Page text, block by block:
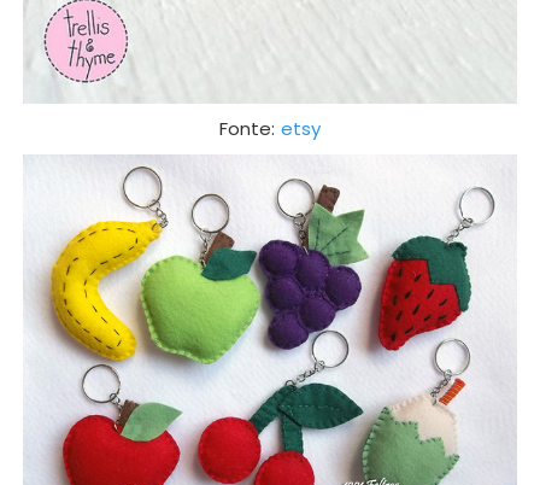
Fonte: etsy